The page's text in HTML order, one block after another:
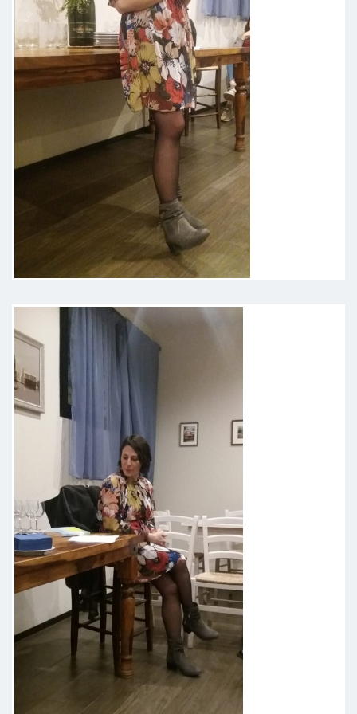
Ricordo con molto affetto,
tenerezza e gratitudine il giorno in
cui ho conosciuto Roberta. Era
settembre 2023, ero devastata,
spezzata, senza speranza. Piangevo
e mi sentivo di farlo da un baratro.
E mentre lo facevo, Roberta mi ha
preso le mani. Senza dire niente.
Commossa. Un incontro di anime.
provato tanti psicoterapeuti ma mi
ritrovavo sempre allo stesso
punto, come se stessi giocando
una partita di Monopoli. Con lei no.
Ho capito così tante cose di me, mi
hanno illuminato i suoi esempi che
molto spesso sono memorabili, mi
hanno spronato i suoi momenti di
assertività e mi hanno alleggerito i
suoi momenti di ironia. Perché è
vero, abbiamo iniziato il percorso
piangendo, ma seduta dopo seduta
abbiamo anche riso. Non smetterò
mai di ringraziarla, anche se lei
continuerà a dire che il percorso
l'ho fatto io e lei mi ha solo
sostenuto. Io continuerò a